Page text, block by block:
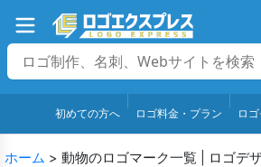
初めての方へ ロゴ料金・プラン ロ
ホーム > 動物のロゴマーク一覧 | ロゴデ